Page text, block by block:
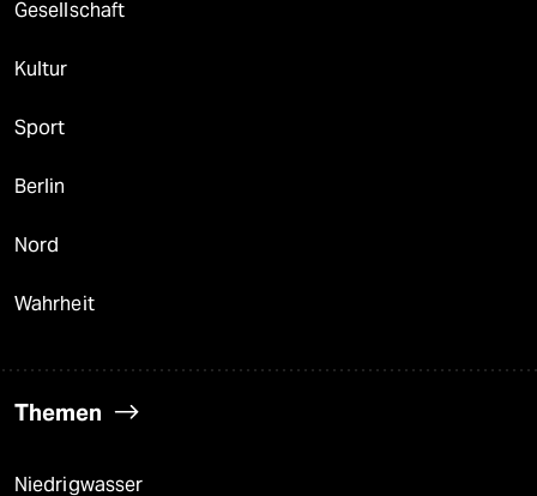
Gesellschaft
Kultur
Sport
Berlin
Nord
Wahrheit
Themen
Niedrigwasser